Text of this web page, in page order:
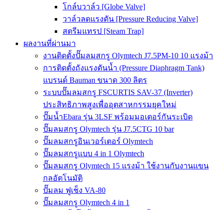
โกล์บวาล์ว [Globe Valve]
วาล์วลดแรงดัน [Pressure Reducing Valve]
สตรีมแทรป [Steam Trap]
ผลงานที่ผ่านมา
งานติดตั้งปั๊มลมสกรู Olymtech J7.5PM-10 10 แรงม้า
การติดตั้งถังแรงดันน้ำ (Pressure Diaphragm Tank)
แบรนด์ Bauman ขนาด 300 ลิตร
ระบบปั๊มลมสกรู FSCURTIS SAV-37 (Inverter)
ประสิทธิภาพสูงเพื่ออุตสาหกรรมยุคใหม่
ปั๊มน้ำEbara รุ่น 3LSF พร้อมมอเตอร์กันระเบิด
ปั๊มลมสกรู Olymtech รุ่น J7.5CTG 10 bar
ปั๊มลมสกรูอินเวอร์เตอร์ Olymtech
ปั๊มลมสกรูแบบ 4 in 1 Olymtech
ปั๊มลมสกรู Olymtech 15 แรงม้า ใช้งานกับงานแขน
กลอัตโนมัติ
ปั๊มลม ฟูเช็ง VA-80
ปั๊มลมสกรู Olymtech 4 in 1